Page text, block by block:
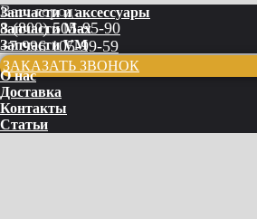
Ваш город:
8 (800) 505-95-90
+7 996 105-99-59
ЗАКАЗАТЬ ЗВОНОК
Запчасти и аксессуары
Запчасти Max
Запчасти VM
О нас
Доставка
Контакты
Статьи